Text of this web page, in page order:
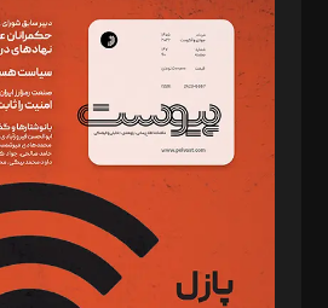
سردبیر: مهرک محمودی
دبیر تحریریه: میثم قاسمی
د‌بیر ناداستان: سمانه سمیع
د‌بیر خدمت و تجارت: ابوالفضل رجبی
د‌بیر حقوق فناوری: حسام‌الدین ایپکچی
د‌بیر پیوست جهان: مینا پاکدل
د‌بیر تحریریه آنلاین: بابک نقاش
تحریریه‌: مجتبی محمود‌ی، آرش برهمند، یسنا
مصطفی مسجدی آرانی، ابوالفضل رجبی، زهرا